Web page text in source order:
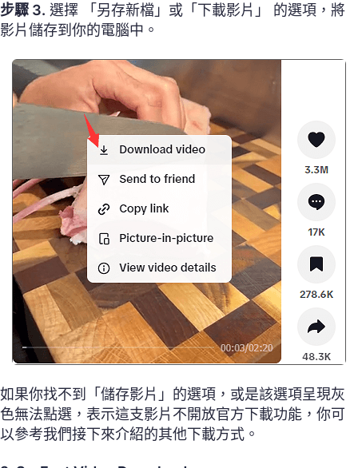
步驟 3. 選擇 「另存新檔」或「下載影片」 的選項，將
影片儲存到你的電腦中。
如果你找不到「儲存影片」的選項，或是該選項呈現灰
色無法點選，表示這支影片不開放官方下載功能，你可
以參考我們接下來介紹的其他下載方式。